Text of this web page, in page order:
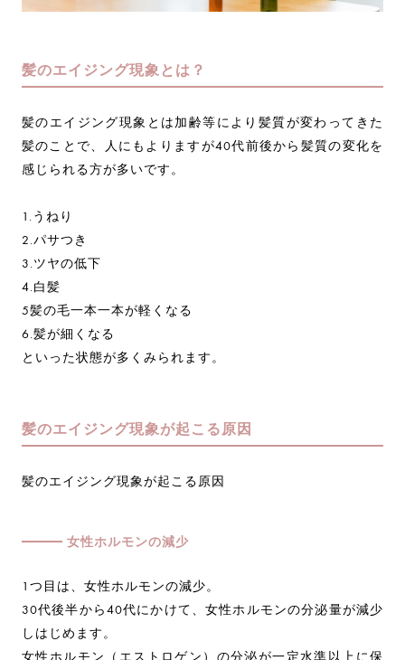
髪のエイジング現象とは？
髪のエイジング現象とは加齢等により髪質が変わってきた
髪のことで、人にもよりますが40代前後から髪質の変化を
感じられる方が多いです。
1.うねり
2.パサつき
3.ツヤの低下
4.白髪
5髪の毛一本一本が軽くなる
6.髪が細くなる
といった状態が多くみられます。
髪のエイジング現象が起こる原因
髪のエイジング現象が起こる原因
女性ホルモンの減少
1つ目は、女性ホルモンの減少。
30代後半から40代にかけて、女性ホルモンの分泌量が減少
しはじめます。
女性ホルモン（エストロゲン）の分泌が一定水準以上に保